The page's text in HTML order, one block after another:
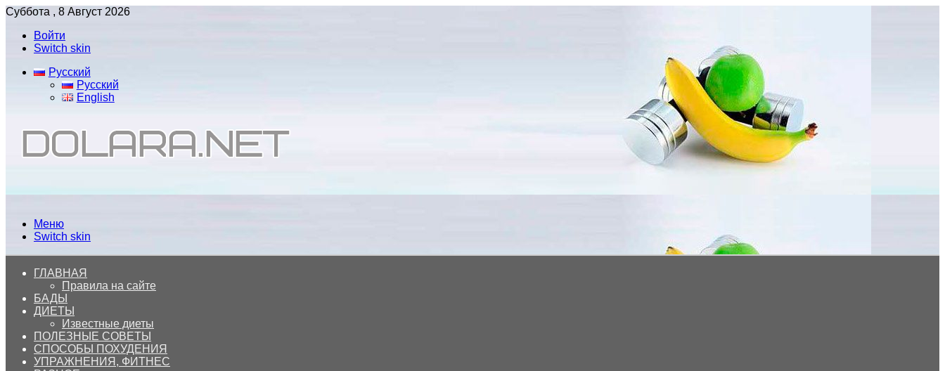
Суббота , 8 Август 2026
Войти
Switch skin
Русский
Русский
English
Меню
Switch skin
ГЛАВНАЯ
Правила на сайте
БАДЫ
ДИЕТЫ
Известные диеты
ПОЛЕЗНЫЕ СОВЕТЫ
СПОСОБЫ ПОХУДЕНИЯ
УПРАЖНЕНИЯ, ФИТНЕС